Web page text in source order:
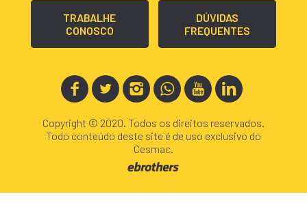
TRABALHE
CONOSCO
DÚVIDAS
FREQUENTES
Copyright © 2020. Todos os direitos reservados.
Todo conteúdo deste site é de uso exclusivo do
Cesmac.